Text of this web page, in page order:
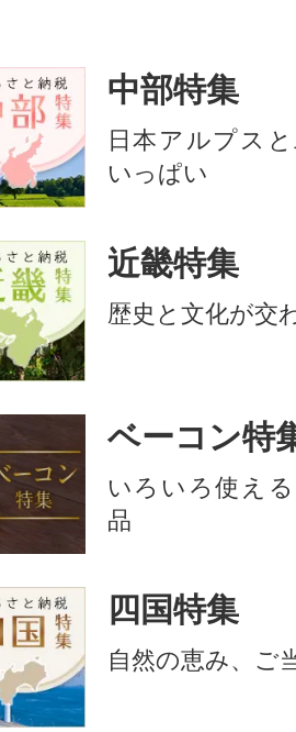
中部特集
日本アルプス
いっぱい
近畿特集
歴史と文化が交
ベーコン特
いろいろ使え
品
四国特集
自然の恵み、ご